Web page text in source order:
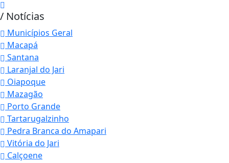
/ Notícias
Municípios Geral
Macapá
Santana
Laranjal do Jari
Oiapoque
Mazagão
Porto Grande
Tartarugalzinho
Pedra Branca do Amapari
Vitória do Jari
Calçoene